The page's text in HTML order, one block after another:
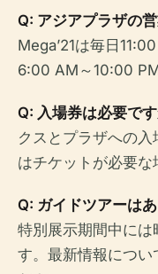
Q: アジアプラザの
Mega’21は毎日
6:00 AM～10:00
Q: 入場券は必要です
クスとプラザへの
はチケットが必要な
Q: ガイドツアーは
特別展示期間中には
す。最新情報につい